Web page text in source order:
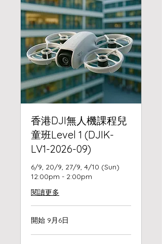
香港DJI無人機課程兒
童班Level 1 (DJIK-
LV1-2026-09)
6/9, 20/9, 27/9, 4/10 (Sun)
12:00pm - 2:00pm
閱讀更多
開始 9月6日